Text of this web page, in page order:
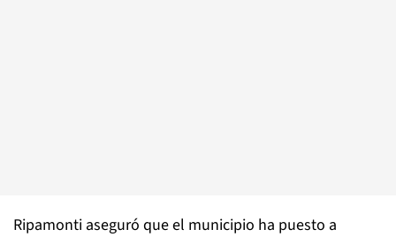
Ripamonti aseguró que el municipio ha puesto a